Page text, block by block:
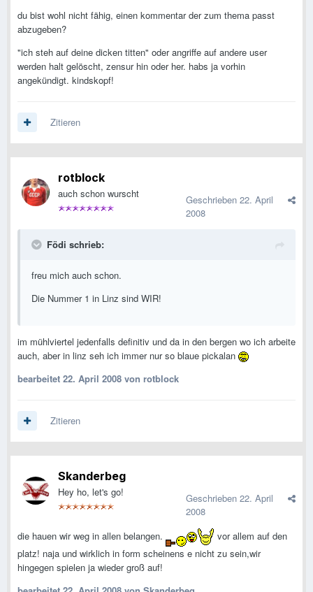
du bist wohl nicht fähig, einen kommentar der zum thema passt
abzugeben?
"ich steh auf deine dicken titten" oder angriffe auf andere user
werden halt gelöscht, zensur hin oder her. habs ja vorhin
angekündigt. kindskopf!
Zitieren
rotblock
auch schon wurscht Geschrieben 22. April
2008
Födi schrieb:
freu mich auch schon.
Die Nummer 1 in Linz sind WIR!
im mühlviertel jedenfalls definitiv und da in den bergen wo ich arbeite
auch, aber in linz seh ich immer nur so blaue pickalan
bearbeitet 22. April 2008 von rotblock
Zitieren
Skanderbeg
Hey ho, let's go! Geschrieben 22. April
2008
die hauen wir weg in allen belangen.
vor allem auf den
platz! naja und wirklich in form scheinens e nicht zu sein,wir
hingegen spielen ja wieder groß auf!